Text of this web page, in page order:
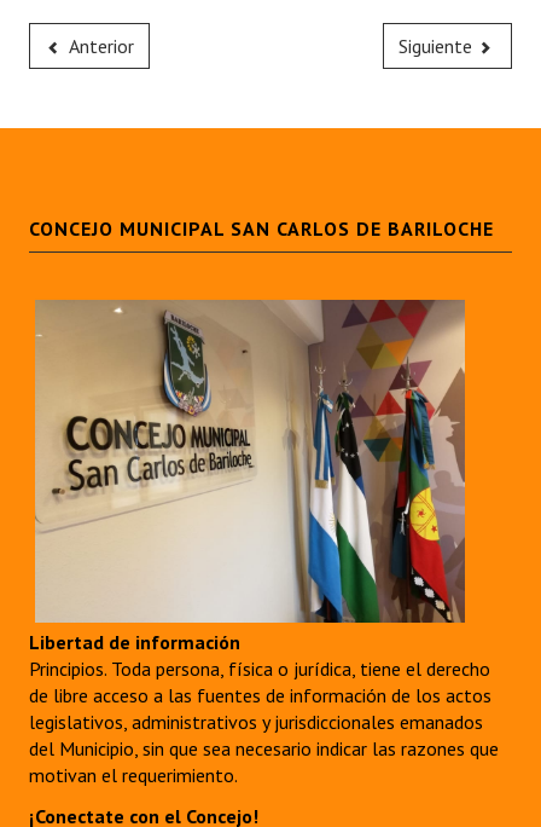
Anterior Siguiente
CONCEJO MUNICIPAL SAN CARLOS DE BARILOCHE
Libertad de información
Principios. Toda persona, física o jurídica, tiene el derecho
de libre acceso a las fuentes de información de los actos
legislativos, administrativos y jurisdiccionales emanados
del Municipio, sin que sea necesario indicar las razones que
motivan el requerimiento.
¡Conectate con el Concejo!